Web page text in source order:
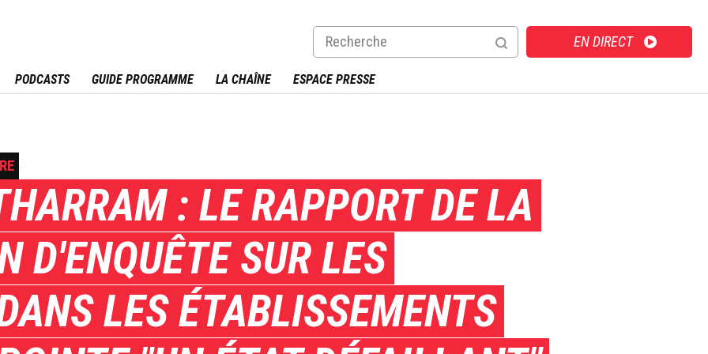
EN DIRECT
PODCASTS GUIDE PROGRAMME LA CHAÎNE ESPACE PRESSE
: LE RAPPORT DE LA
D'ENQUÊTE SUR LES
LES ÉTABLISSEMENTS